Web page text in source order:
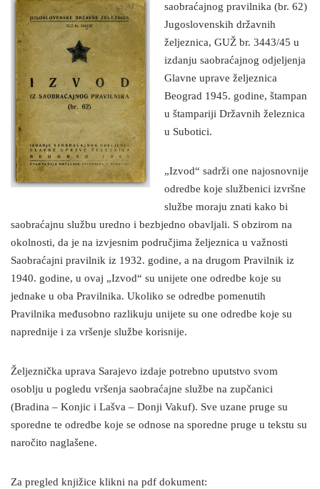
saobraćajnog pravilnika (br. 62)
Jugoslovenskih državnih
željeznica, GUŽ br. 3443/45 u
izdanju saobraćajnog odjeljenja
Glavne uprave željeznica
Beograd 1945. godine, štampan
u štampariji Državnih železnica
u Subotici.
„Izvod“ sadrži one najosnovnije
odredbe koje službenici izvršne
službe moraju znati kako bi
saobraćajnu službu uredno i bezbjedno obavljali. S obzirom na
okolnosti, da je na izvjesnim područjima željeznica u važnosti
Saobraćajni pravilnik iz 1932. godine, a na drugom Pravilnik iz
1940. godine, u ovaj „Izvod“ su unijete one odredbe koje su
jednake u oba Pravilnika. Ukoliko se odredbe pomenutih
Pravilnika međusobno razlikuju unijete su one odredbe koje su
naprednije i za vršenje službe korisnije.
Željeznička uprava Sarajevo izdaje potrebno uputstvo svom
osoblju u pogledu vršenja saobraćajne službe na zupčanici
(Bradina – Konjic i Lašva – Donji Vakuf). Sve uzane pruge su
sporedne te odredbe koje se odnose na sporedne pruge u tekstu su
naročito naglašene.
Za pregled knjižice klikni na pdf dokument: